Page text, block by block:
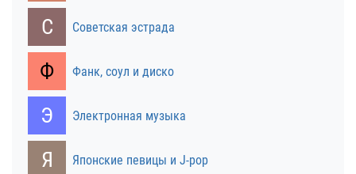
С Советская эстрада
Ф Фанк, соул и диско
Э Электронная музыка
Я Японские певицы и J-pop